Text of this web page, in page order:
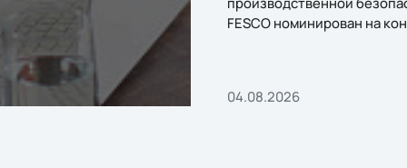
FESCO номинирован на
04.08.2026